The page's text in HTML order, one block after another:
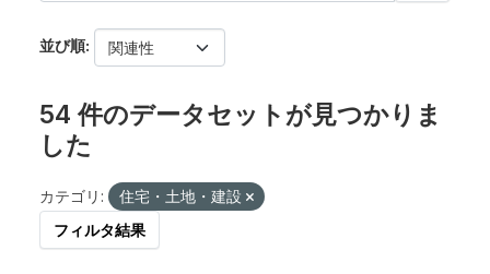
並び順
54 件のデータセットが見つかりま
した
カテゴリ:
住宅・土地・建設
フィルタ結果